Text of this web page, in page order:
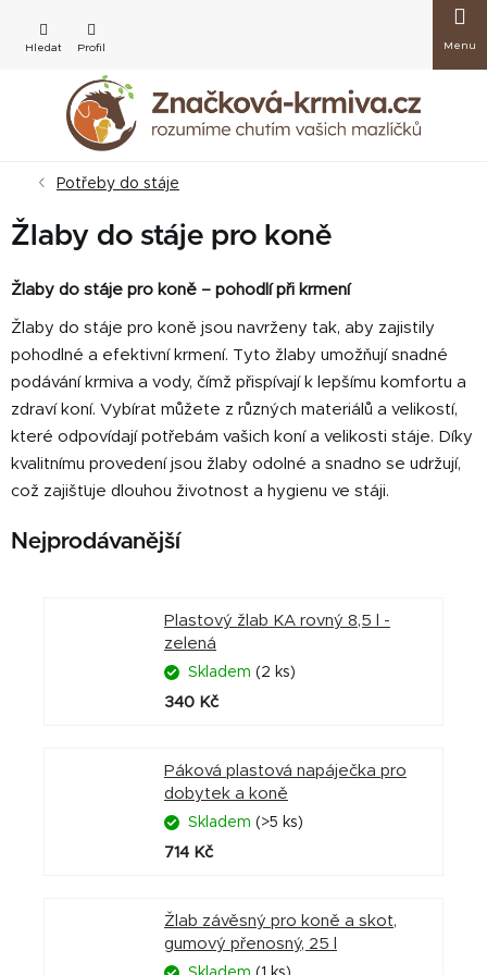
obsah
košík
Potřeby do stáje
Žlaby do stáje pro koně
Žlaby do stáje pro koně – pohodlí při krmení
Žlaby do stáje pro koně jsou navrženy tak, aby zajistily
pohodlné a efektivní krmení. Tyto žlaby umožňují snadné
podávání krmiva a vody, čímž přispívají k lepšímu komfortu a
zdraví koní. Vybírat můžete z různých materiálů a velikostí,
které odpovídají potřebám vašich koní a velikosti stáje. Díky
kvalitnímu provedení jsou žlaby odolné a snadno se udržují,
což zajišťuje dlouhou životnost a hygienu ve stáji.
Nejprodávanější
Plastový žlab KA rovný 8,5 l -
zelená
Skladem (2 ks)
340 Kč
Páková plastová napáječka pro
dobytek a koně
Skladem (>5 ks)
714 Kč
Žlab závěsný pro koně a skot,
gumový přenosný, 25 l